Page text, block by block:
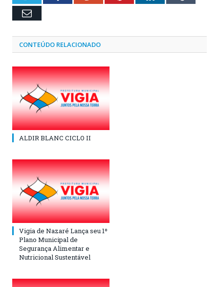
Email
CONTEÚDO RELACIONADO
ALDIR BLANC CICLO II
Vigia de Nazaré Lança seu 1º
Plano Municipal de
Segurança Alimentar e
Nutricional Sustentável